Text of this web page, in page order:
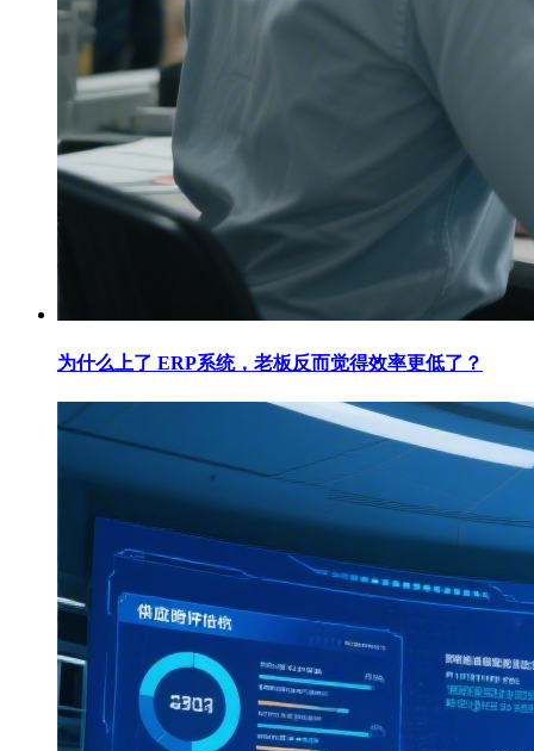
为什么上了 ERP系统，老板反而觉得效率更低了？